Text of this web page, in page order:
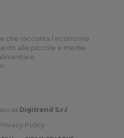
che racconta l'economia
alle piccole e medie
da Digitrend S.r.l
Privacy Policy